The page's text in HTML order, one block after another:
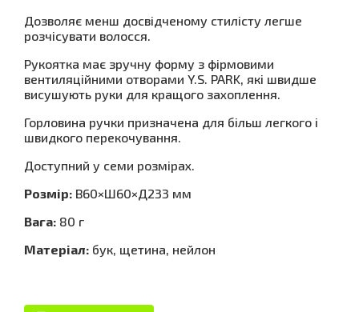
Дозволяє менш досвідченому стилісту легше
розчісувати волосся.
Рукоятка має зручну форму з фірмовими
вентиляційними отворами Y.S. PARK, які швидше
висушують руки для кращого захоплення.
Горловина ручки призначена для більш легкого і
швидкого перекочування.
Доступний у семи розмірах.
Розмір: В60×Ш60×Д233 мм
Вага: 80 г
Матеріал: бук, щетина, нейлон